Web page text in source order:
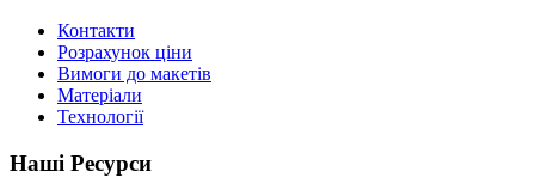
Контакти
Розрахунок ціни
Вимоги до макетів
Матеріали
Технології
Наші Ресурси